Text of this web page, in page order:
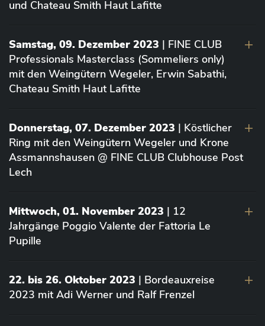
und Chateau Smith Haut Lafitte
Samstag, 09. Dezember 2023 | FINE CLUB
Professionals Masterclass (Sommeliers only)
mit den Weingütern Wegeler, Erwin Sabathi,
Chateau Smith Haut Lafitte
Donnerstag, 07. Dezember 2023 | Köstlicher
Ring mit den Weingütern Wegeler und Krone
Assmannshausen @ FINE CLUB Clubhouse Post
Lech
Mittwoch, 01. November 2023 | 12
Jahrgänge Poggio Valente der Fattoria Le
Pupille
22. bis 26. Oktober 2023 | Bordeauxreise
2023 mit Adi Werner und Ralf Frenzel